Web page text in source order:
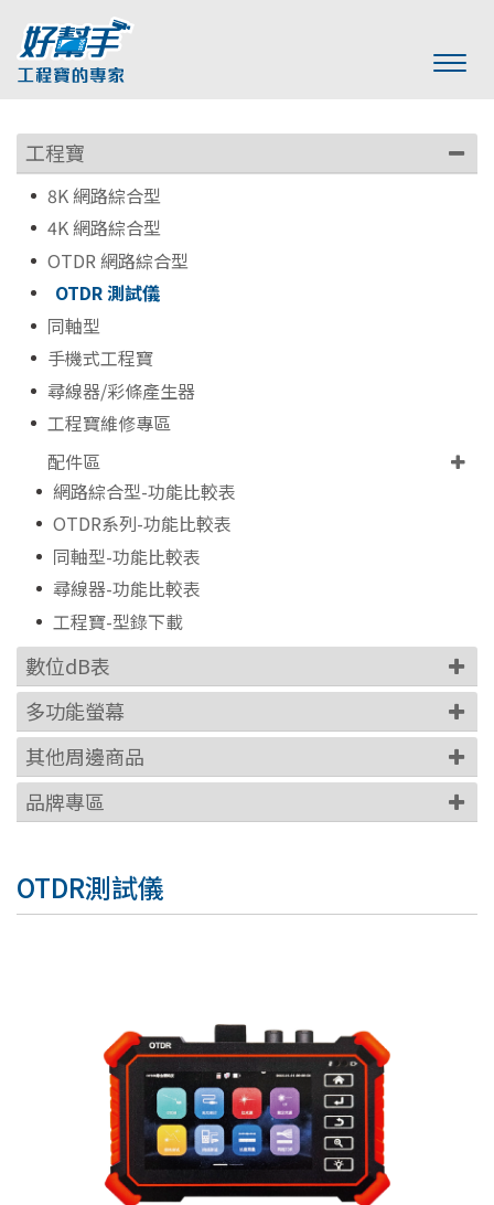
工程寶
8K 網路綜合型
4K 網路綜合型
OTDR 網路綜合型
OTDR 測試儀
同軸型
手機式工程寶
尋線器/彩條產生器
工程寶維修專區
配件區
網路綜合型-功能比較表
OTDR系列-功能比較表
同軸型-功能比較表
尋線器-功能比較表
工程寶-型錄下載
數位dB表
多功能螢幕
其他周邊商品
品牌專區
OTDR測試儀